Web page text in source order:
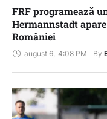
FRF programează
Hermannstadt
României
august 6 4:08 PM By